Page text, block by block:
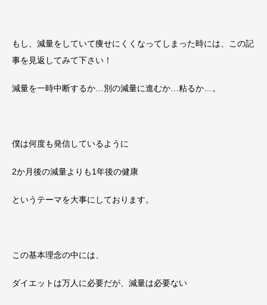
もし、減量をしていて痩せにくくなってしまった時には、この記
事を見返してみて下さい！
減量を一時中断するか…別の減量に進むか…粘るか…。
僕は何度も発信しているように
2か月後の減量よりも1年後の健康
というテーマを大事にしております。
この基本理念の中には、
ダイエットは万人に必要だが、減量は必要ない